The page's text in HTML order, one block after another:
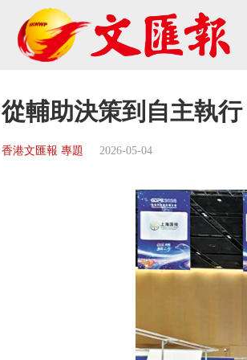
從輔助決策到自主執
香港文匯報 專題 2026-05-04